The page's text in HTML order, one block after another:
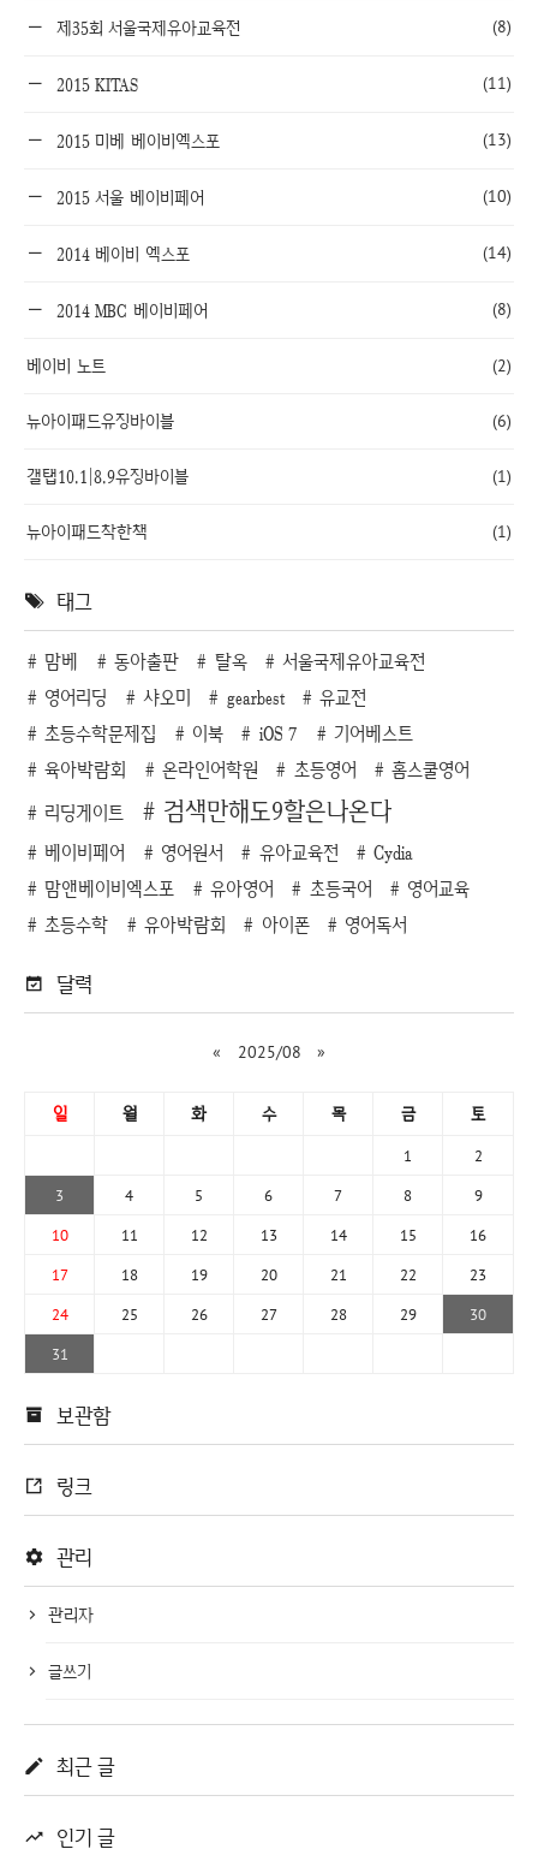
제35회 서울국제유아교육전 (8)
2015 KITAS (11)
2015 미베 베이비엑스포 (13)
2015 서울 베이비페어 (10)
2014 베이비 엑스포 (14)
2014 MBC 베이비페어 (8)
베이비 노트 (2)
뉴아이패드유징바이블 (6)
갤탭10.1|8.9유징바이블 (1)
뉴아이패드착한책 (1)
태그
맘베 동아출판 탈옥
서울국제유아교육전
영어리딩
샤오미 gearbest
유교전
초등수학문제집
이북 iOS 7
기어베스트
육아박람회
온라인어학원 초등영어
홈스쿨영어
리딩게이트
검색만해도9할은나온다
베이비페어 영어원서 유아교육전
Cydia
맘앤베이비엑스포
유아영어 초등국어
영어교육
초등수학
유아박람회 아이폰 영어독서
달력
« 2025/08 »
일 월 화 수 목 금 토
1 2
3 4 5 6 7 8 9
10 11 12 13 14 15 16
17 18 19 20 21 22 23
24 25 26 27 28 29 30
31
보관함
링크
관리
관리자
글쓰기
최근 글
인기 글